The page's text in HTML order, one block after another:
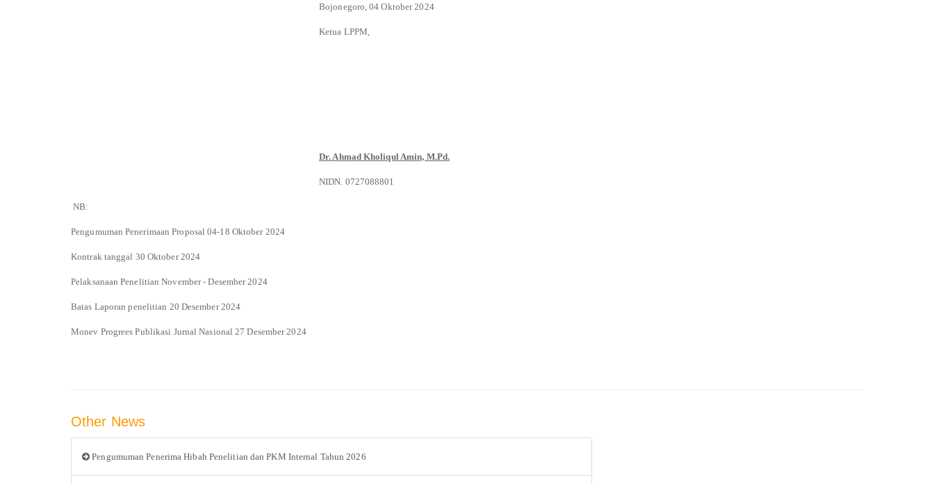
Bojonegoro, 04 Oktober 2024
Ketua LPPM,
Dr. Ahmad Kholiqul Amin, M.Pd.
NIDN. 0727088801
NB:
Pengumuman Penerimaan Proposal 04-18 Oktober 2024
Kontrak tanggal 30 Oktober 2024
Pelaksanaan Penelitian November - Desember 2024
Batas Laporan penelitian 20 Desember 2024
Monev Progrees Publikasi Jurnal Nasional 27 Desember 2024
Other News
Pengumuman Penerima Hibah Penelitian dan PKM Internal Tahun 2026